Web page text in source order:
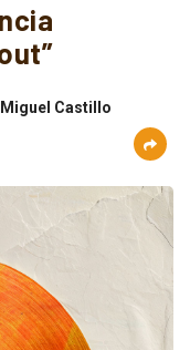
Miguel Castillo